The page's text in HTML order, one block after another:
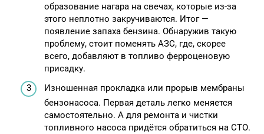
образование нагара на свечах, которые из-за
этого неплотно закручиваются. Итог —
появление запаха бензина. Обнаружив такую
проблему, стоит поменять АЗС, где, скорее
всего, добавляют в топливо ферроценовую
присадку.
Изношенная прокладка или прорыв мембраны
бензонасоса. Первая деталь легко меняется
самостоятельно. А для ремонта и чистки
топливного насоса придётся обратиться на СТО.